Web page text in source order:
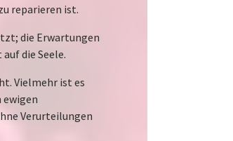
reparieren ist.
die Erwartungen
die Seele.
Vielmehr ist es
ewigen
Verurteilungen